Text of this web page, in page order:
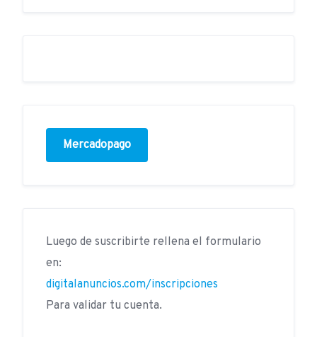
Mercadopago
Luego de suscribirte rellena el formulario
en:
digitalanuncios.com/inscripciones
Para validar tu cuenta.